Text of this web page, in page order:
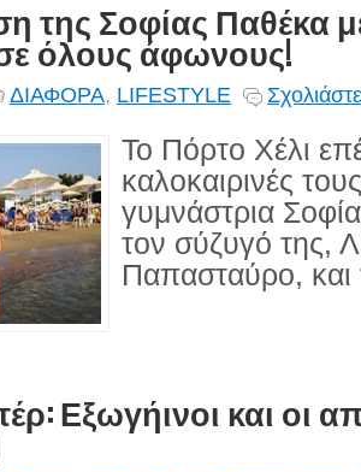
της Σοφίας Παθέκα
όλους άφωνους!
ΔΙΑΦΟΡΑ, LIFESTYLE
Το Πόρτο Χέλι
καλοκαιρινές
γυμνάστρια
τον σύζυγό της,
Παπασταύρο, και
Εξωγήινοι και οι